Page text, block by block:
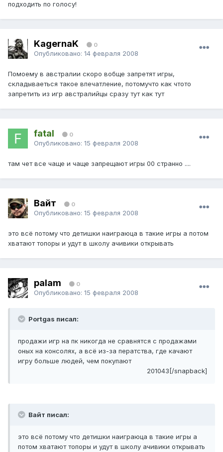
подходить по голосу!
KagernaK 0
Опубликовано: 14 февраля 2008
Помоему в австралии скоро вобще запретят игры,
складываеться такое впечатление, потомучто как чтото
запретить из игр австралийцы сразу тут как тут
fatal 0
Опубликовано: 15 февраля 2008
там чет все чаще и чаще запрещают игры 00 странно ....
Вайт 0
Опубликовано: 15 февраля 2008
это всё потому что детишки наиграюца в такие игры а потом
хватают топоры и удут в школу ачивики открывать
palam 0
Опубликовано: 15 февраля 2008
Portgas писал:
продажи игр на пк никогда не сравнятся с продажами
оных на консолях, а всё из-за ператства, где качают
игру больше людей, чем покупают
201043[/snapback]
Вайт писал:
это всё потому что детишки наиграюца в такие игры а
потом хватают топоры и удут в школу ачивики открывать